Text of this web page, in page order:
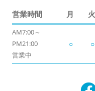
営業時間 月 火
AM7:00～
PM21:00
営業中
○ ○